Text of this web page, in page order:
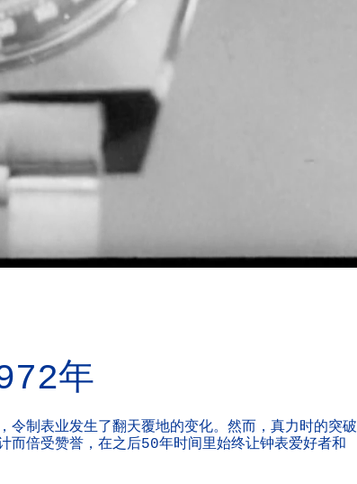
年
制表业发生了翻天覆地的变化。然而，真力时的突破
而倍受赞誉，在之后50年时间里始终让钟表爱好者和